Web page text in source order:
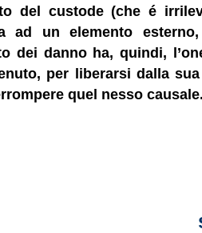
del custode (che é
ad un elemento
dei danno ha, quindi,
per liberarsi dalla
quel nesso causale.